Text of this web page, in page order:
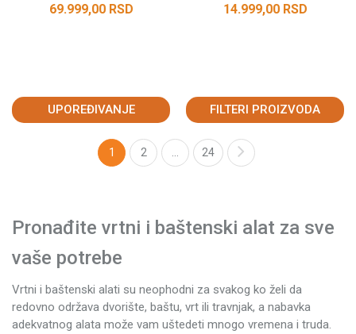
69.999,00 RSD
14.999,00 RSD
UPOREĐIVANJE FILTERI PROIZVODA
1 2 24
Pronađite vrtni i baštenski alat za sve
vaše potrebe
Vrtni i baštenski alati su neophodni za svakog ko želi da
redovno održava dvorište, baštu, vrt ili travnjak, a nabavka
adekvatnog alata može vam uštedeti mnogo vremena i truda.